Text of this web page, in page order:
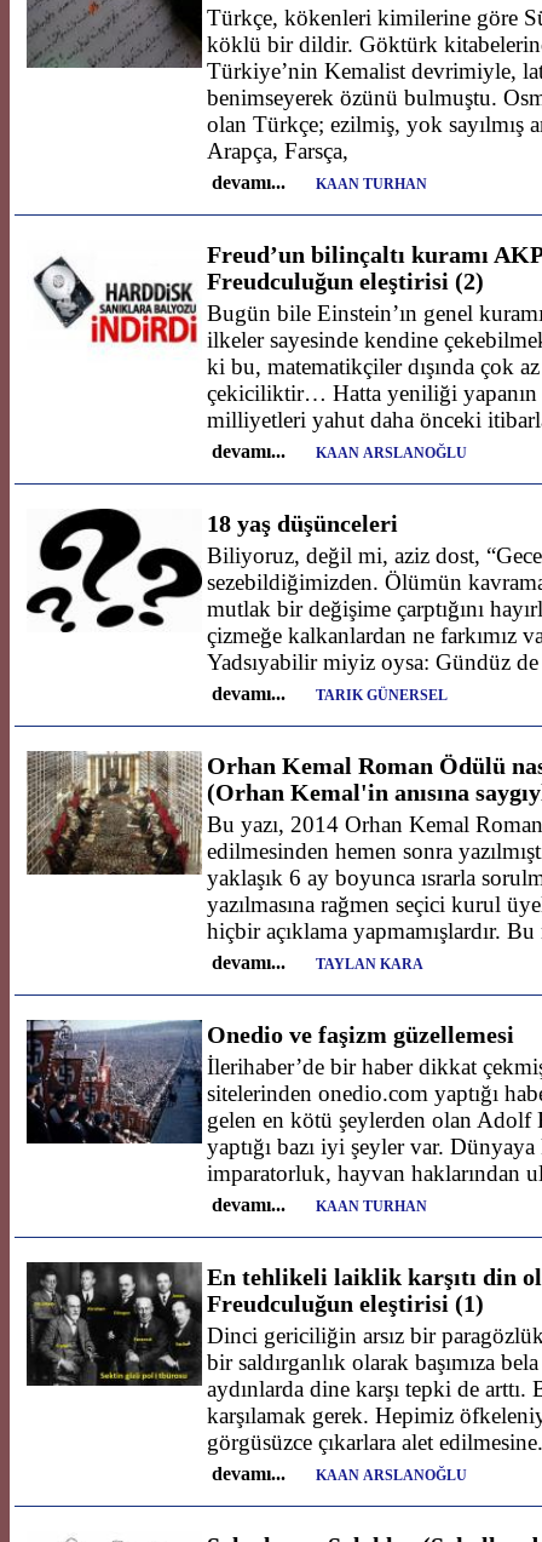
Türkçe, kökenleri kimilerine göre
köklü bir dildir. Göktürk
Türkiye’nin Kemalist devrimiyle,
benimseyerek özünü bulmuştu.
olan Türkçe; ezilmiş, yok sayılmış
Arapça, Farsça,
devamı... KAAN TURHAN
Freud’un bilinçaltı kuramı
Freudculuğun eleştirisi (2)
Bugün bile Einstein’ın genel
ilkeler sayesinde kendine
ki bu, matematikçiler dışında çok
çekiciliktir… Hatta yeniliği yapanın
milliyetleri yahut daha önceki
devamı... KAAN ARSLANOĞLU
18 yaş düşünceleri
Biliyoruz, değil mi, aziz dost,
sezebildiğimizden. Ölümün
mutlak bir değişime çarptığını
çizmeğe kalkanlardan ne farkımız
Yadsıyabilir miyiz oysa: Gündüz
devamı... TARIK GÜNERSEL
Orhan Kemal Roman Ödülü
(Orhan Kemal'in anısına
Bu yazı, 2014 Orhan Kemal
edilmesinden hemen sonra
yaklaşık 6 ay boyunca ısrarla
yazılmasına rağmen seçici kurul
hiçbir açıklama yapmamışlardır.
devamı... TAYLAN KARA
Onedio ve faşizm güzellemesi
İlerihaber’de bir haber dikkat
sitelerinden onedio.com yaptığı
gelen en kötü şeylerden olan
yaptığı bazı iyi şeyler var.
imparatorluk, hayvan haklarından
devamı... KAAN TURHAN
En tehlikeli laiklik karşıtı din
Freudculuğun eleştirisi (1)
Dinci gericiliğin arsız bir
bir saldırganlık olarak başımıza
aydınlarda dine karşı tepki de
karşılamak gerek. Hepimiz
görgüsüzce çıkarlara alet
devamı... KAAN ARSLANOĞLU